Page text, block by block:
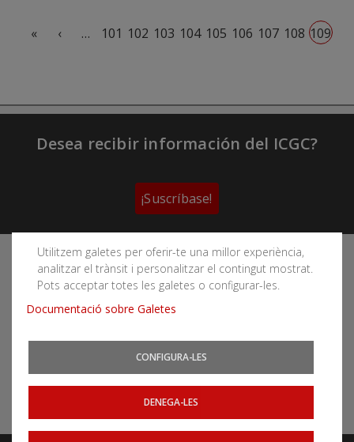
« ‹ … 101 102 103 104 105 106 107 108 109
Utilitzem galetes per oferir-te una millor experiència,
analitzar el trànsit i personalitzar el contingut mostrat.
Pots acceptar totes les galetes o configurar-les.
Documentació sobre Galetes
CONFIGURA-LES
DENEGA-LES
Desea recibir información del ICGC?
¡Suscríbase!
Sigue las redes sociales del Instituto Cartográfico y
Geológico de Cataluña
Puede subscribirse a los canales RSS